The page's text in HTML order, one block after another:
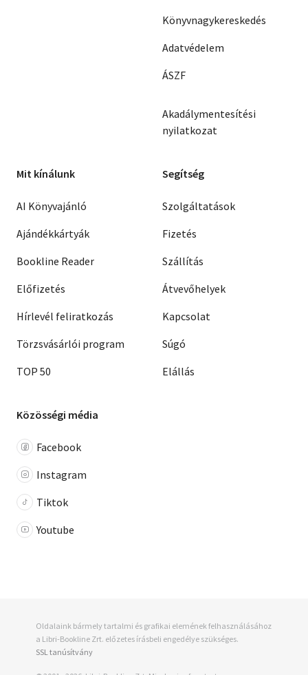
Könyvnagykereskedés
Adatvédelem
ÁSZF
Akadálymentesítési
nyilatkozat
Mit kínálunk
AI Könyvajánló
Ajándékkártyák
Bookline Reader
Előfizetés
Hírlevél feliratkozás
Törzsvásárlói program
TOP 50
Segítség
Szolgáltatások
Fizetés
Szállítás
Átvevőhelyek
Kapcsolat
Súgó
Elállás
Közösségi média
Facebook
Instagram
Tiktok
Youtube
Oldalaink bármely tartalmi és grafikai elemének felhasználásához
a Libri-Bookline Zrt. előzetes írásbeli engedélye szükséges.
SSL tanúsítvány